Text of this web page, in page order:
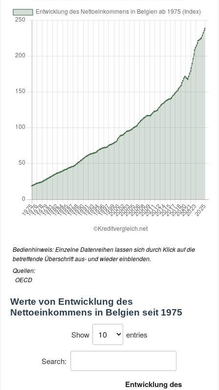
Bedienhinweis: Einzelne Datenreihen lassen sich durch Klick auf die
betreffende Überschrift aus- und wieder einblenden.
Quellen:
OECD
Werte von Entwicklung des
Nettoeinkommens in Belgien seit 1975
Show entries
Search:
Entwicklung des